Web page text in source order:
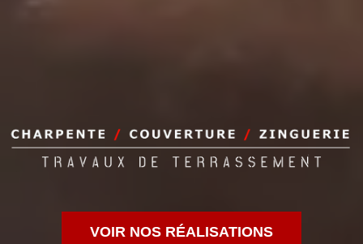
VOIR NOS RÉALISATIONS